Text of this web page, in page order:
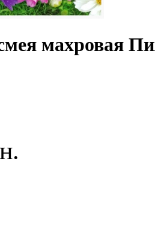
махровая